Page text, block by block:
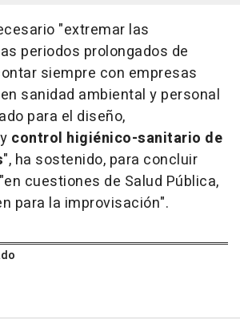
"extremar las
periodos prolongados de
siempre con empresas
sanidad ambiental y personal
para el diseño,
control higiénico-sanitario de
", ha sostenido, para concluir
cuestiones de Salud Pública,
para la improvisación".